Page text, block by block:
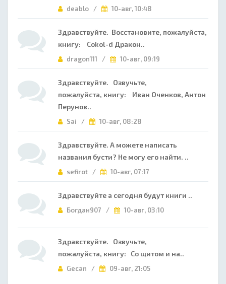
deablo / 10-авг, 10:48
Здравствуйте. Восстановите, пожалуйста,
книгу: Cokol-d Дракон..
dragon111 / 10-авг, 09:19
Здравствуйте. Озвучьте,
пожалуйста, книгу: Иван Оченков, Антон
Перунов..
Sai / 10-авг, 08:28
Здравствуйте. А можете написать
названия бусти? Не могу его найти. ..
sefirot / 10-авг, 07:17
Здравствуйте а сегодня будут книги ..
Богдан907 / 10-авг, 03:10
Здравствуйте. Озвучьте,
пожалуйста, книгу: Со щитом и на..
Gecan / 09-авг, 21:05